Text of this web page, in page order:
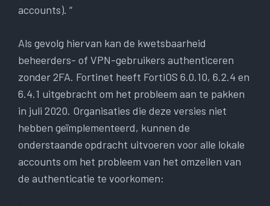
accounts). “
Als gevolg hiervan kan de kwetsbaarheid
beheerders- of VPN-gebruikers authenticeren
zonder 2FA. Fortinet heeft FortiOS 6.0.10, 6.2.4 en
6.4.1 uitgebracht om het probleem aan te pakken
in juli 2020. Organisaties die deze versies niet
hebben geïmplementeerd, kunnen de
onderstaande opdracht uitvoeren voor alle lokale
accounts om het probleem van het omzeilen van
de authenticatie te voorkomen: